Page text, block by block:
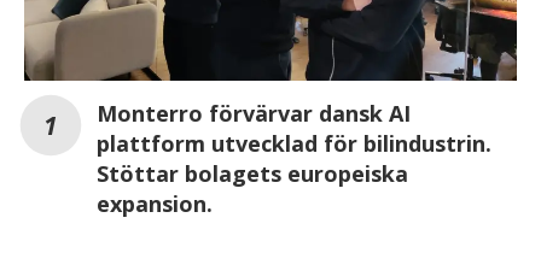
Monterro förvärvar dansk AI
plattform utvecklad för bilindustrin.
Stöttar bolagets europeiska
expansion.